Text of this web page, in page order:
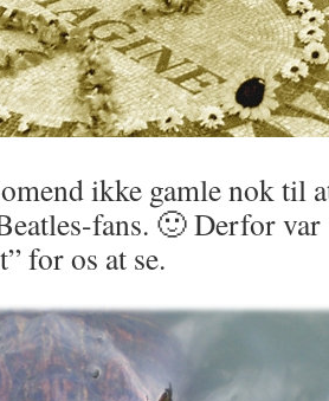
ikke gamle nok til
fans. 🙂 Derfor var
for os at se.